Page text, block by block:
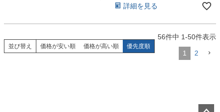
詳細を見る
並び替え 価格が安い順 価格が高い順 優先度順
56件中 1-50件表示
1 2